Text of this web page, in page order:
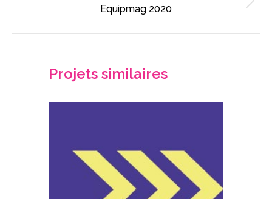
Projets
Equipmag 2020
Projets similaires